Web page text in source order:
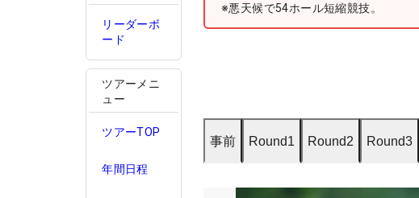
リーダーボ
ード
ツアーメニ
ュー
ツアーTOP
年間日程
※悪天候で54ホール短縮競技。
事前 Round1 Round2 Round3